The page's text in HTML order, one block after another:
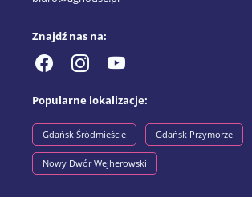
Znajdź nas na:
Popularne lokalizacje:
Gdańsk Śródmieście Gdańsk Przymorze
Nowy Dwór Wejherowski